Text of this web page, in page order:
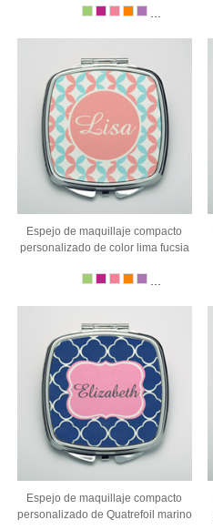
Espejo de maquillaje compacto
personalizado de color lima fucsia
Espejo de maquillaje compacto
personalizado de Quatrefoil marino